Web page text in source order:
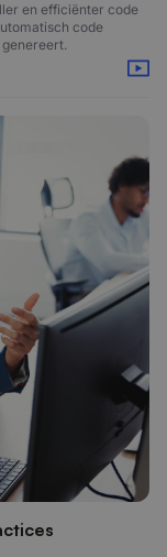
en efficiënter code
code